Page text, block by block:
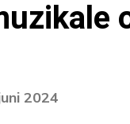
2024